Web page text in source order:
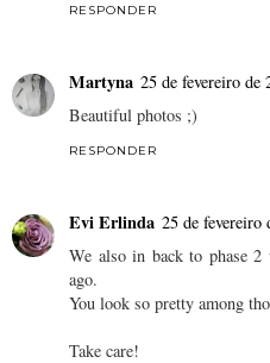
RESPONDER
Martyna 25 de fevereiro de
Beautiful photos ;)
RESPONDER
Evi Erlinda 25 de fevereiro
We also in back to phase
ago.
You look so pretty among
Take care!